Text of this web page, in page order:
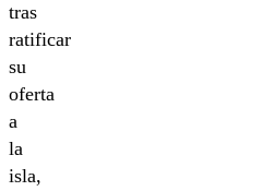
tras
ratificar
su
oferta
a
la
isla,